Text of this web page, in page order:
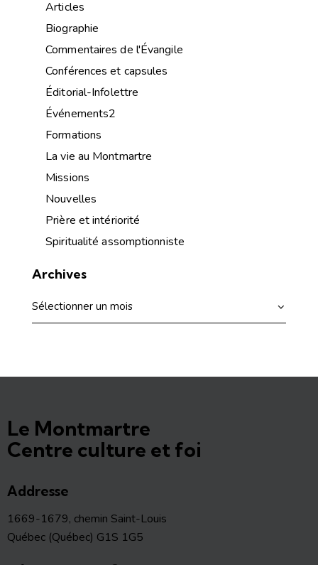
Articles
Biographie
Commentaires de l'Évangile
Conférences et capsules
Éditorial-Infolettre
Événements2
Formations
La vie au Montmartre
Missions
Nouvelles
Prière et intériorité
Spiritualité assomptionniste
Archives
Le Montmartre
Centre culture et foi
Addresse
1669-1679, chemin Saint-Louis
Québec (Québec) G1S 1G5